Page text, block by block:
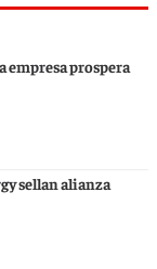
empresa prospera
sellan alianza